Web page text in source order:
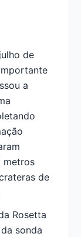
de
a
metros
de
Rosetta
sonda